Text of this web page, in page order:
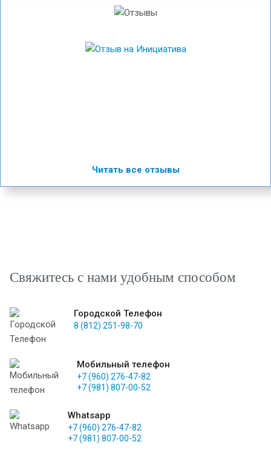
Читать все отзывы
Свяжитесь с нами удобным способом
Городской Телефон
8 (812) 251-98-70
Мобильный телефон
+7 (960) 276-47-82
+7 (981) 807-00-52
Whatsapp
+7 (960) 276-47-82
+7 (981) 807-00-52